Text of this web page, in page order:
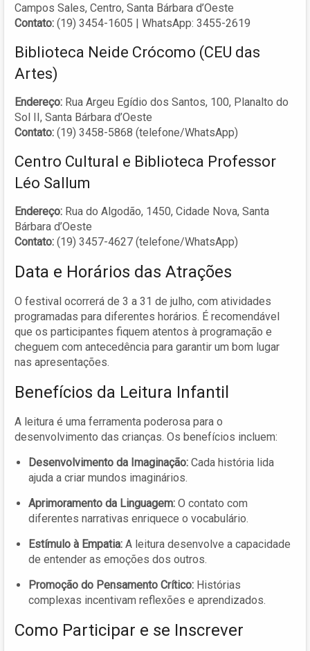
Campos Sales, Centro, Santa Bárbara d’Oeste
Contato: (19) 3454-1605 | WhatsApp: 3455-2619
Biblioteca Neide Crócomo (CEU das
Artes)
Endereço: Rua Argeu Egídio dos Santos, 100, Planalto do
Sol II, Santa Bárbara d’Oeste
Contato: (19) 3458-5868 (telefone/WhatsApp)
Centro Cultural e Biblioteca Professor
Léo Sallum
Endereço: Rua do Algodão, 1450, Cidade Nova, Santa
Bárbara d’Oeste
Contato: (19) 3457-4627 (telefone/WhatsApp)
Data e Horários das Atrações
O festival ocorrerá de 3 a 31 de julho, com atividades
programadas para diferentes horários. É recomendável
que os participantes fiquem atentos à programação e
cheguem com antecedência para garantir um bom lugar
nas apresentações.
Benefícios da Leitura Infantil
A leitura é uma ferramenta poderosa para o
desenvolvimento das crianças. Os benefícios incluem:
Desenvolvimento da Imaginação: Cada história lida
ajuda a criar mundos imaginários.
Aprimoramento da Linguagem: O contato com
diferentes narrativas enriquece o vocabulário.
Estímulo à Empatia: A leitura desenvolve a capacidade
de entender as emoções dos outros.
Promoção do Pensamento Crítico: Histórias
complexas incentivam reflexões e aprendizados.
Como Participar e se Inscrever